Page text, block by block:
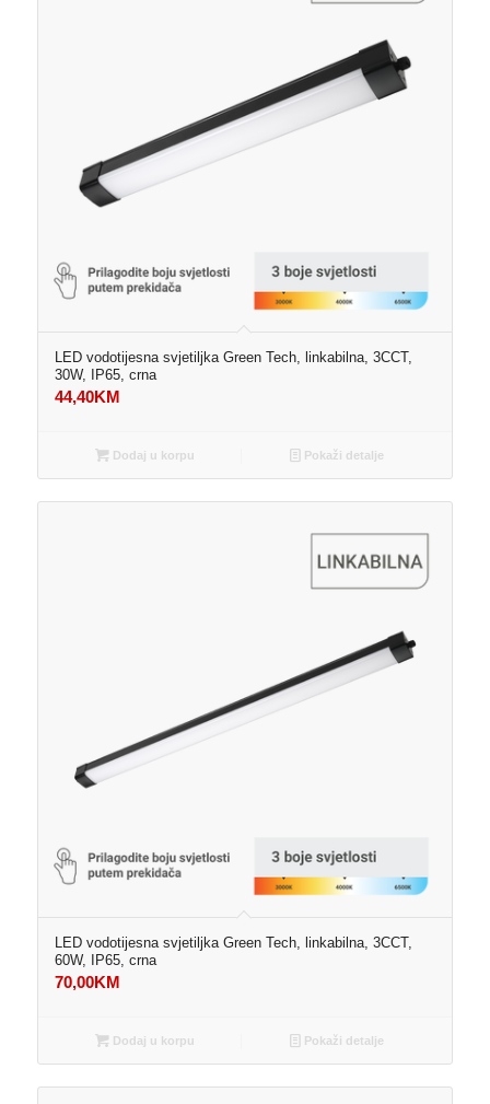
LED vodotijesna svjetiljka Green Tech, linkabilna, 3CCT,
30W, IP65, crna
44,40KM
Dodaj u korpu Pokaži detalje
LED vodotijesna svjetiljka Green Tech, linkabilna, 3CCT,
60W, IP65, crna
70,00KM
Dodaj u korpu Pokaži detalje